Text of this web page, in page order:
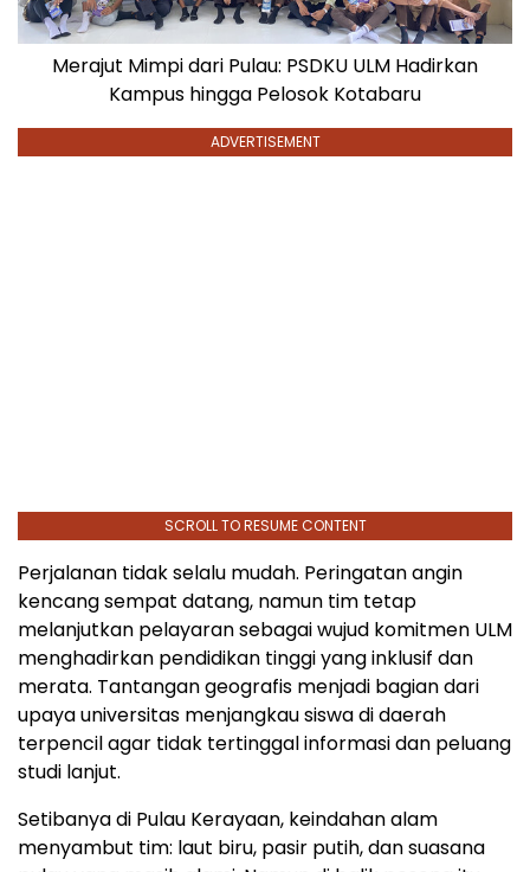
Merajut Mimpi dari Pulau: PSDKU ULM Hadirkan
Kampus hingga Pelosok Kotabaru
ADVERTISEMENT
SCROLL TO RESUME CONTENT
Perjalanan tidak selalu mudah. Peringatan angin
kencang sempat datang, namun tim tetap
melanjutkan pelayaran sebagai wujud komitmen ULM
menghadirkan pendidikan tinggi yang inklusif dan
merata. Tantangan geografis menjadi bagian dari
upaya universitas menjangkau siswa di daerah
terpencil agar tidak tertinggal informasi dan peluang
studi lanjut.
Setibanya di Pulau Kerayaan, keindahan alam
menyambut tim: laut biru, pasir putih, dan suasana